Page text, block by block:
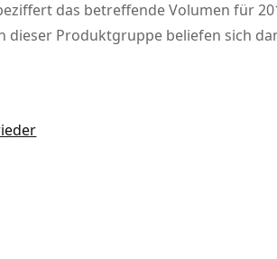
das betreffende Volumen für
dieser Produktgruppe beliefen sich